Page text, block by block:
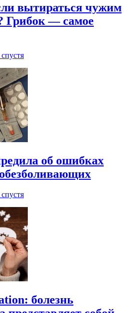
вытираться чужим
Грибок — самое
об ошибках
болезнь